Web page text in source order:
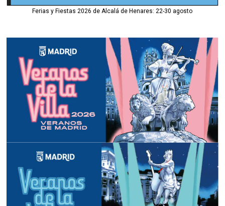
Ferias y Fiestas 2026 de Alcalá de Henares: 22-30 agosto